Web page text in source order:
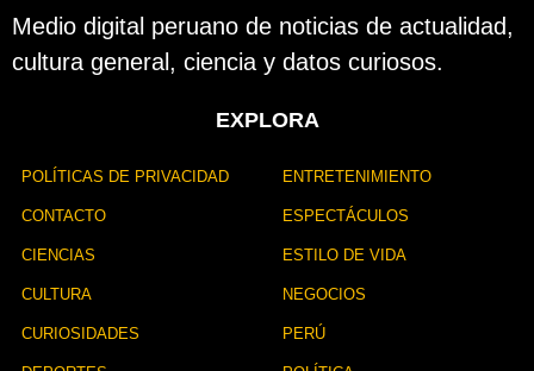
l
i
ó
Medio digital peruano de noticias de actualidad,
cultura general, ciencia y datos curiosos.
EXPLORA
POLÍTICAS DE PRIVACIDAD
CONTACTO
CIENCIAS
CULTURA
CURIOSIDADES
ENTRETENIMIENTO
ESPECTÁCULOS
ESTILO DE VIDA
NEGOCIOS
PERÚ